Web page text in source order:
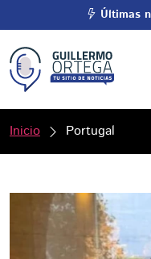
Últimas
Inicio Portugal